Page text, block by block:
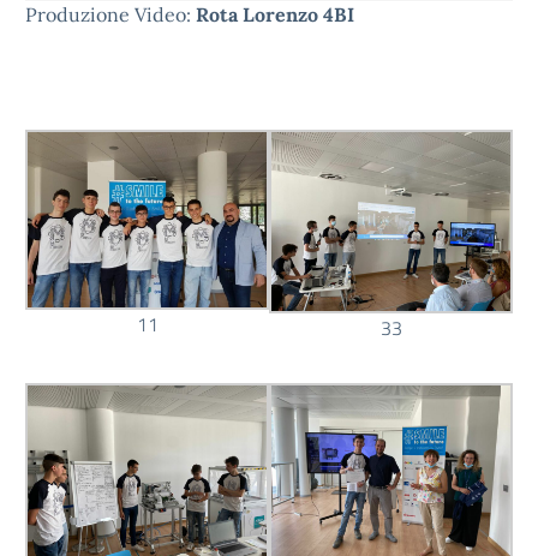
Produzione Video: Rota Lorenzo 4BI
11 33